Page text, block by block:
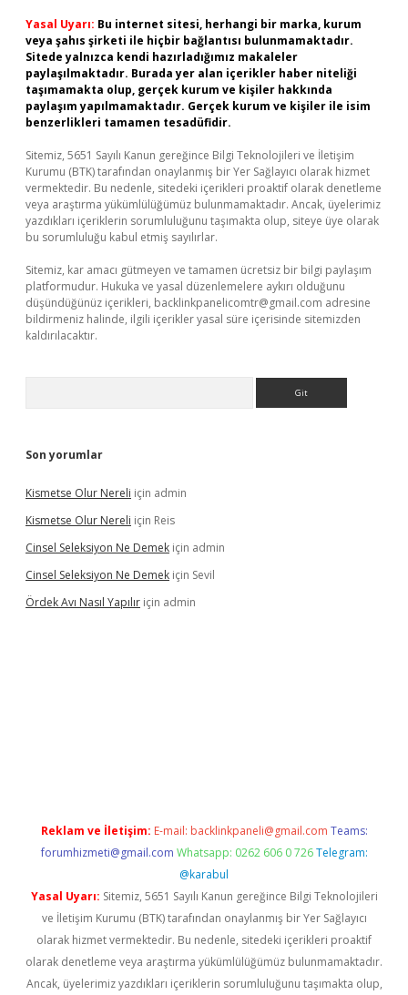
Yasal Uyarı: Bu internet sitesi, herhangi bir marka, kurum
veya şahıs şirketi ile hiçbir bağlantısı bulunmamaktadır.
Sitede yalnızca kendi hazırladığımız makaleler
paylaşılmaktadır. Burada yer alan içerikler haber niteliği
taşımamakta olup, gerçek kurum ve kişiler hakkında
paylaşım yapılmamaktadır. Gerçek kurum ve kişiler ile isim
benzerlikleri tamamen tesadüfidir.
Sitemiz, 5651 Sayılı Kanun gereğince Bilgi Teknolojileri ve İletişim
Kurumu (BTK) tarafından onaylanmış bir Yer Sağlayıcı olarak hizmet
vermektedir. Bu nedenle, sitedeki içerikleri proaktif olarak denetleme
veya araştırma yükümlülüğümüz bulunmamaktadır. Ancak, üyelerimiz
yazdıkları içeriklerin sorumluluğunu taşımakta olup, siteye üye olarak
bu sorumluluğu kabul etmiş sayılırlar.
Sitemiz, kar amacı gütmeyen ve tamamen ücretsiz bir bilgi paylaşım
platformudur. Hukuka ve yasal düzenlemelere aykırı olduğunu
düşündüğünüz içerikleri, backlinkpanelicomtr@gmail.com adresine
bildirmeniz halinde, ilgili içerikler yasal süre içerisinde sitemizden
kaldırılacaktır.
Son yorumlar
Kismetse Olur Nereli için admin
Kismetse Olur Nereli için Reis
Cinsel Seleksiyon Ne Demek için admin
Cinsel Seleksiyon Ne Demek için Sevil
Ördek Avı Nasıl Yapılır için admin
Reklam ve İletişim: E-mail: backlinkpaneli@gmail.com Teams:
forumhizmeti@gmail.com Whatsapp: 0262 606 0 726 Telegram:
@karabul
Yasal Uyarı: Sitemiz, 5651 Sayılı Kanun gereğince Bilgi Teknolojileri
ve İletişim Kurumu (BTK) tarafından onaylanmış bir Yer Sağlayıcı
olarak hizmet vermektedir. Bu nedenle, sitedeki içerikleri proaktif
olarak denetleme veya araştırma yükümlülüğümüz bulunmamaktadır.
Ancak, üyelerimiz yazdıkları içeriklerin sorumluluğunu taşımakta olup,